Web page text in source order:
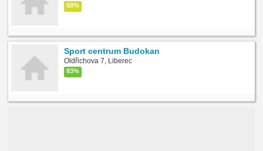
68%
Sport centrum Budokan
Oldřichova 7, Liberec
83%